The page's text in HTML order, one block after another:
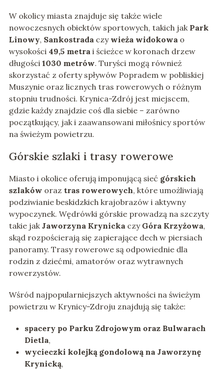
W okolicy miasta znajduje się także wiele
nowoczesnych obiektów sportowych, takich jak Park
Linowy, Sankostradaczy wieża widokowao
wysokości 49,5 metrai ścieżce w koronach drzew
długości 1030 metrów. Turyści mogą również
skorzystać z oferty spływów Popradem w pobliskiej
Muszynie oraz licznych tras rowerowych o różnym
stopniu trudności. Krynica-Zdrój jest miejscem,
gdzie każdy znajdzie coś dla siebie – zarówno
początkujący, jak i zaawansowani miłośnicy sportów
na świeżym powietrzu.
Górskie szlaki i trasy rowerowe
Miasto i okolice oferują imponującą sieć górskich
szlaków oraz tras rowerowych, które umożliwiają
podziwianie beskidzkich krajobrazów i aktywny
wypoczynek. Wędrówki górskie prowadzą na szczyty
takie jak Jaworzyna Krynickaczy Góra Krzyżowa,
skąd rozpościerają się zapierające dech w piersiach
panoramy. Trasy rowerowe są odpowiednie dla
rodzin z dziećmi, amatorów oraz wytrawnych
rowerzystów.
Wśród najpopularniejszych aktywności na świeżym
powietrzu w Krynicy-Zdroju znajdują się także:
spacery po Parku Zdrojowym oraz Bulwarach
Dietla,
wycieczki kolejką gondolową na Jaworzynę
Krynicką,